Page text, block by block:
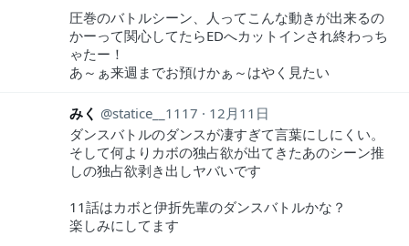
圧巻のバトルシーン、人ってこんな動きが出来るの
かーって関心してたらEDへカットインされ終わっち
ゃたー！
あ～ぁ来週までお預けかぁ～はやく見たい
みく statice__1117
12月11日
ダンスバトルのダンスが凄すぎて言葉にしにくい。
そして何よりカボの独占欲が出てきたあのシーン推
しの独占欲剥き出しヤバいです
11話はカボと伊折先輩のダンスバトルかな？
楽しみにしてます